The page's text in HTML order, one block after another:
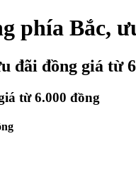
phía Bắc,
đãi đồng giá từ
từ 6.000 đồng